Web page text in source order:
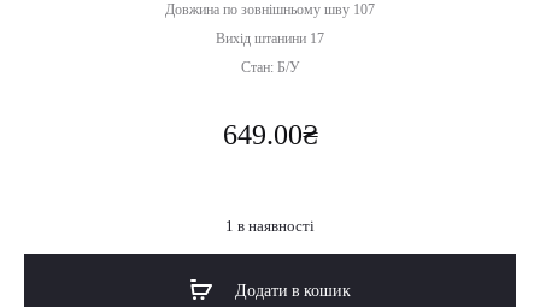
Довжина по зовнішньому шву 107
Вихід штанини 17
Стан: Б/У
649.00₴
1 в наявності
Додати в кошик